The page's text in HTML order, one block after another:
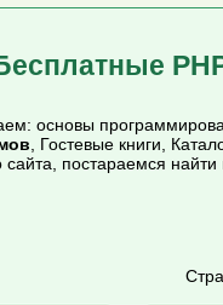
основы
, Гостевые книги,
постараемся